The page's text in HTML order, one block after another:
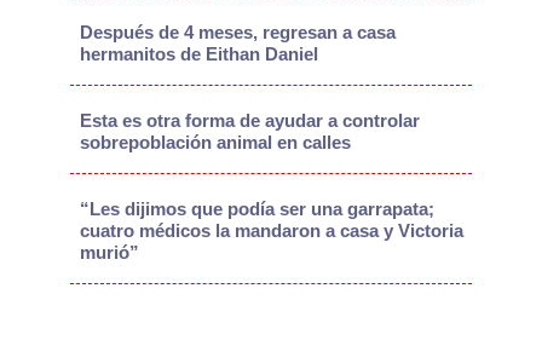
Después de 4 meses, regresan a casa
hermanitos de Eithan Daniel
Esta es otra forma de ayudar a controlar
sobrepoblación animal en calles
“Les dijimos que podía ser una garrapata;
cuatro médicos la mandaron a casa y Victoria
murió”